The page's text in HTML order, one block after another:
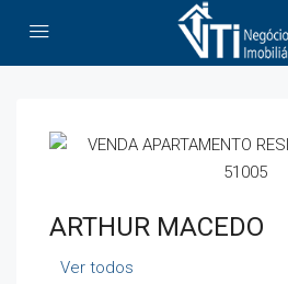
ARTHUR MACEDO
Ver todos